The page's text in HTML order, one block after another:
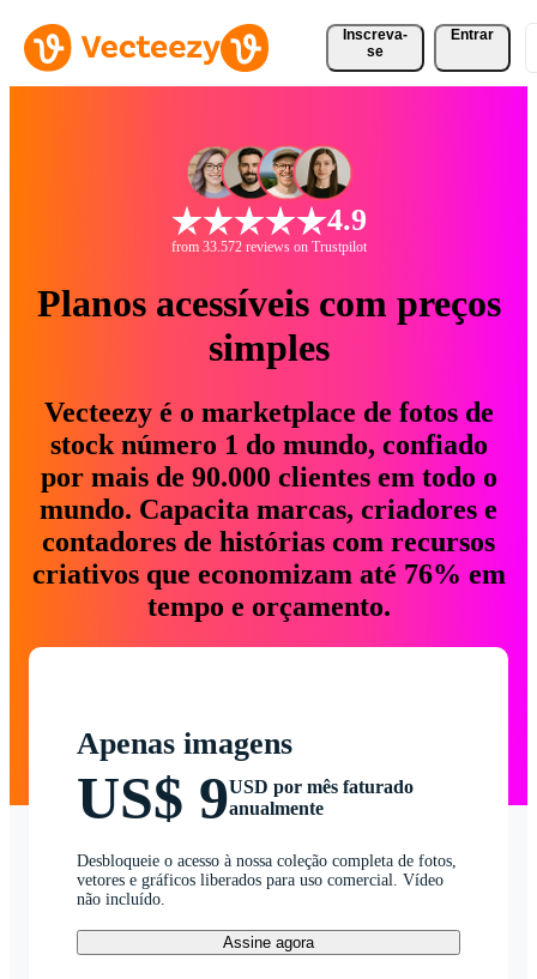
Inscreva-
se
Entrar
4.9
from 33.572 reviews on Trustpilot
Planos acessíveis com preços
simples
Vecteezy é o marketplace de fotos de
stock número 1 do mundo, confiado
por mais de 90.000 clientes em todo o
mundo. Capacita marcas, criadores e
contadores de histórias com recursos
criativos que economizam até 76% em
tempo e orçamento.
Apenas imagens
US$ 9USD por mês faturado
anualmente
Desbloqueie o acesso à nossa coleção completa de fotos,
vetores e gráficos liberados para uso comercial. Vídeo
não incluído.
Assine agora